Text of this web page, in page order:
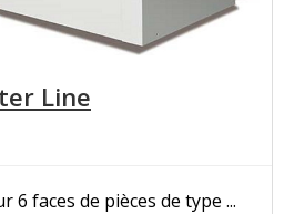
Line
faces de pièces de type ...